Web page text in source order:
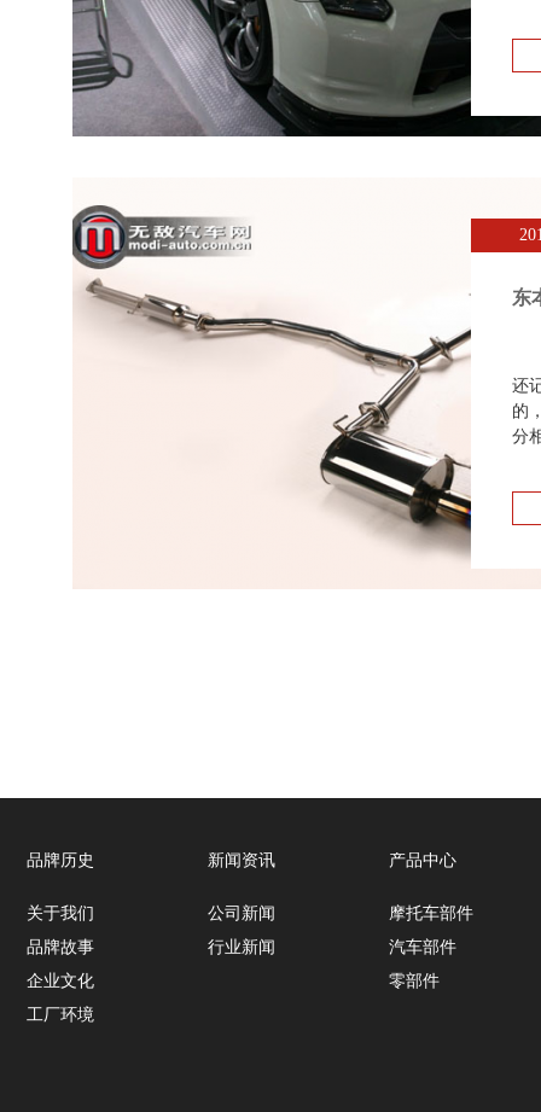
东
还
的
分
品牌历史
关于我们
品牌故事
企业文化
工厂环境
新闻资讯
公司新闻
行业新闻
产品中心
摩托车部件
汽车部件
零部件